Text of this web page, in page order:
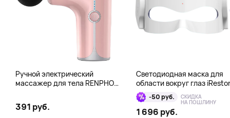
Ручной электрический
массажер для тела RENPHO
391 руб.
Светодиодная маска для
области вокруг глаз
Illumina LED Eye Mask
-50 руб. СКИДКА
НА ПОШЛИНУ
1 696 руб.